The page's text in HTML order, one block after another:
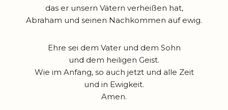
das er unsern Vätern verheißen hat,
Abraham und seinen Nachkommen auf ewig.
Ehre sei dem Vater und dem Sohn
und dem heiligen Geist.
Wie im Anfang, so auch jetzt und alle Zeit
und in Ewigkeit.
Amen.